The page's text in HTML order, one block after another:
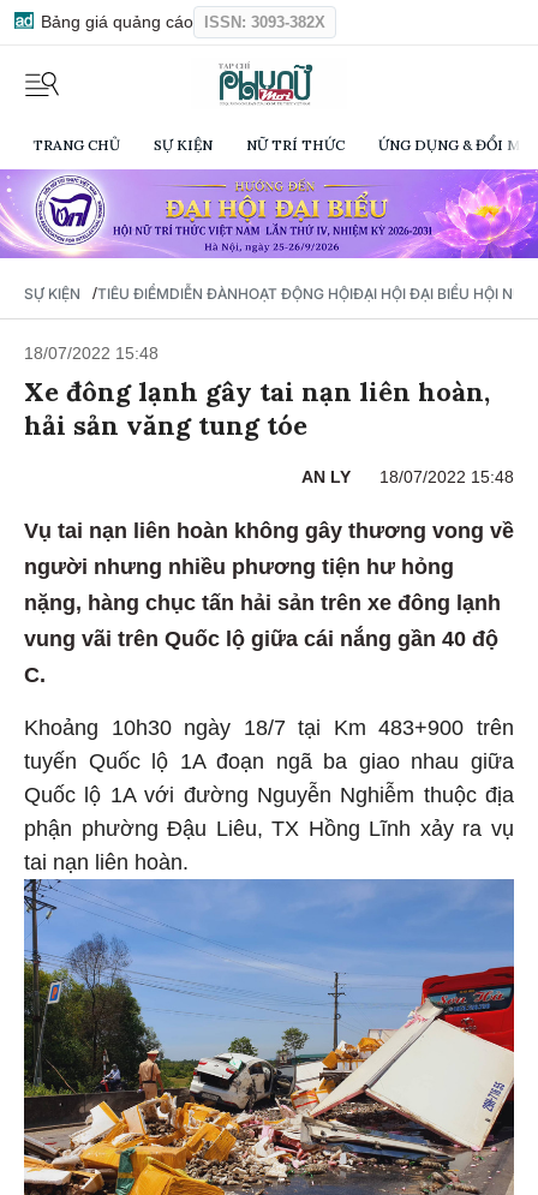
Bảng giá quảng cáo ISSN: 3093-382X
TRANG CHỦ SỰ KIỆN NỮ TRÍ THỨC ỨNG DỤNG & ĐỔI
SỰ KIỆN /TIÊU ĐIỂMDIỄN ĐÀNHOẠT ĐỘNG HỘIĐẠI HỘI ĐẠI BIỂU HỘI NỮ
18/07/2022 15:48
Xe đông lạnh gây tai nạn liên hoàn,
hải sản văng tung tóe
AN LY 18/07/2022 15:48
Vụ tai nạn liên hoàn không gây thương vong về
người nhưng nhiều phương tiện hư hỏng
nặng, hàng chục tấn hải sản trên xe đông lạnh
vung vãi trên Quốc lộ giữa cái nắng gần 40 độ
C.
Khoảng 10h30 ngày 18/7 tại Km 483+900 trên
tuyến Quốc lộ 1A đoạn ngã ba giao nhau giữa
Quốc lộ 1A với đường Nguyễn Nghiễm thuộc địa
phận phường Đậu Liêu, TX Hồng Lĩnh xảy ra vụ
tai nạn liên hoàn.